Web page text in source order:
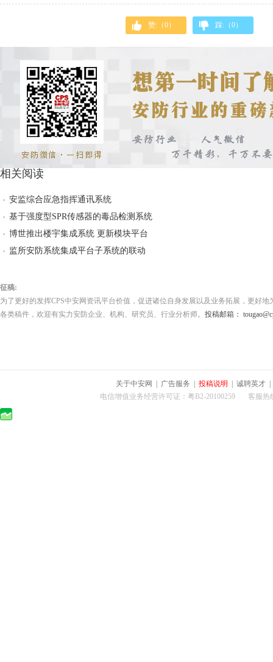
赞:（0） 踩:（0）
相关阅读
安监综合应急指挥通讯系统
基于强度型SPR传感器的毒品检测系统
博世推出楼宇集成系统 更新模块平台
监所安防系统集成平台子系统的联动
征稿:
为了更好的发挥CPS中安网资讯平台价值，促进诸位自身发展以及业务拓展，更好
各类稿件，欢迎有实力安防企业、机构、研究员、行业分析师。 投稿邮箱：
关于中安网 广告服务 投稿说明 诚聘英才
电信增值业务经营许可证：粤B2-20100259 客服